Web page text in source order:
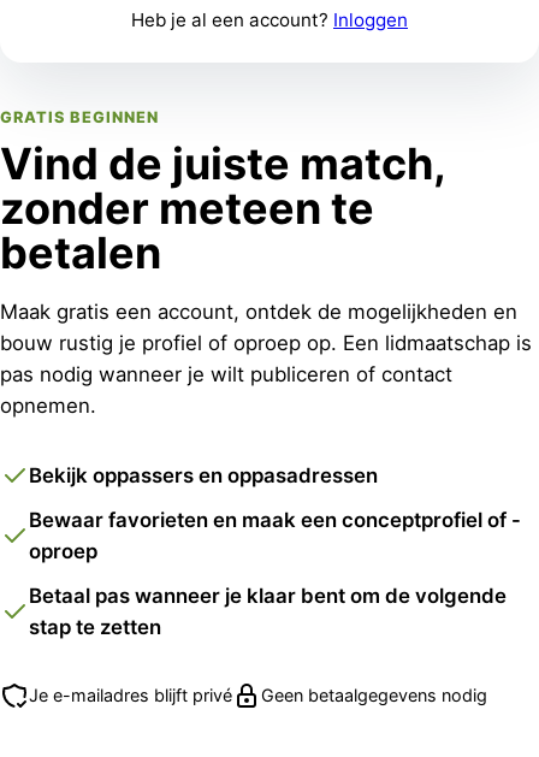
GRATIS BEGINNEN
Vind de juiste match,
zonder meteen te
betalen
Maak gratis een account, ontdek de mogelijkheden en
bouw rustig je profiel of oproep op. Een lidmaatschap is
pas nodig wanneer je wilt publiceren of contact
opnemen.
Bekijk oppassers en oppasadressen
Bewaar favorieten en maak een conceptprofiel of -
oproep
Betaal pas wanneer je klaar bent om de volgende
stap te zetten
Je e-mailadres blijft privé Geen betaalgegevens nodig
Heb je al een account? Inloggen